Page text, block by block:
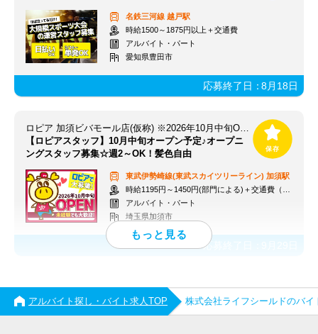
名鉄三河線 越戸駅
時給1500～1875円以上＋交通費
アルバイト・パート
愛知県豊田市
応募終了日：8月18日
ロピア 加須ビバモール店(仮称) ※2026年10月中旬OPEN予定
【ロピアスタッフ】10月中旬オープン予定♪オープニ
ングスタッフ募集☆週2～OK！髪色自由
東武伊勢崎線(東武スカイツリーライン) 加須駅
時給1195円～1450円(部門による)＋交通費（社内規定）
アルバイト・パート
埼玉県加須市
応募終了日：
アルバイト探し・バイト求人TOP 株式会社ライフシールドのバイ